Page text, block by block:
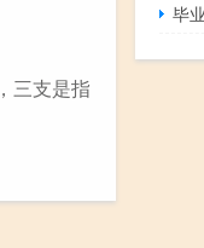
三支是指
毕